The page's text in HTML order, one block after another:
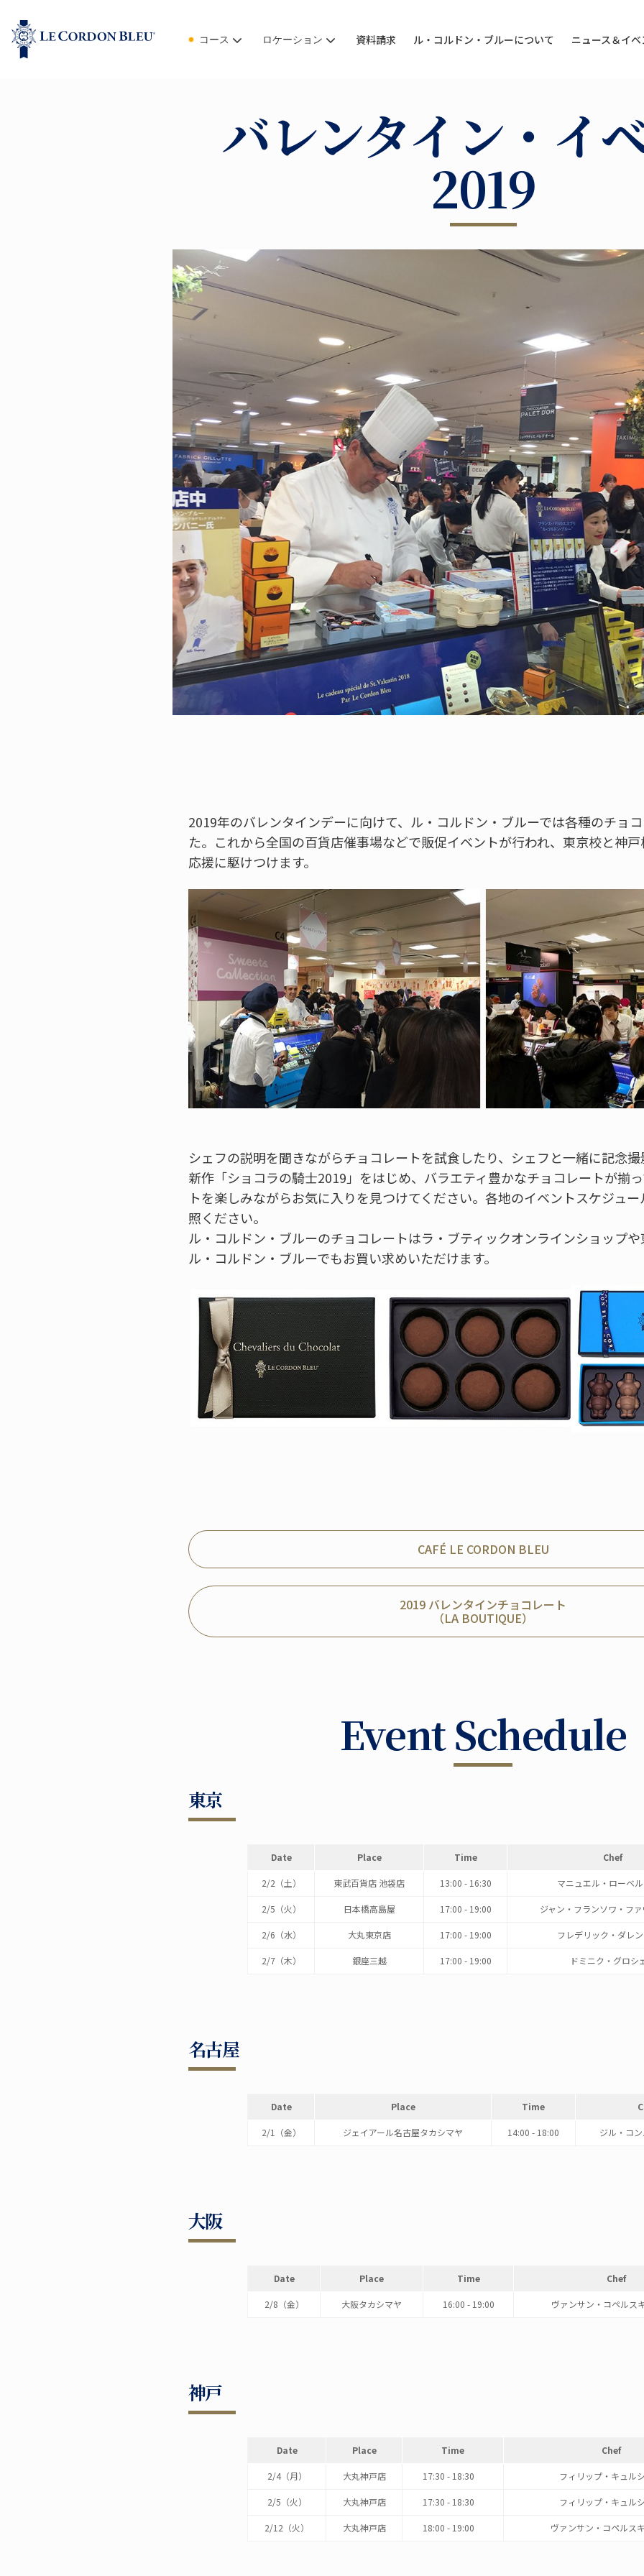
コース ロケーション 資料請求 ル・コルドン・ブルーについて ニュース＆イベ
バレンタイン・イ
2019
2019年のバレンタインデーに向けて、ル・コルドン・ブルーでは各種のチョ
た。これから全国の百貨店催事場などで販促イベントが行われ、東京校と神
応援に駆けつけます。
シェフの説明を聞きながらチョコレートを試食したり、シェフと一緒に記念
新作「ショコラの騎士2019」をはじめ、バラエティ豊かなチョコレートが揃
トを楽しみながらお気に入りを見つけてください。各地のイベントスケジュ
照ください。
ル・コルドン・ブルーのチョコレートはラ・ブティックオンラインショップ
ル・コルドン・ブルーでもお買い求めいただけます。
CAFÉ LE CORDON BLEU
2019 バレンタインチョコレート
（LA BOUTIQUE）
Event Schedule
東京
Date Place Time Chef
2/2（土） 東武百貨店 池袋店 13:00 - 16:30 マニュエル・ローベ
2/5（火） 日本橋高島屋 17:00 - 19:00 ジャン・フランソワ・フ
2/6（水） 大丸東京店 17:00 - 19:00 フレデリック・ダレ
2/7（木） 銀座三越 17:00 - 19:00 ドミニク・グロシ
名古屋
Date Place Time
2/1（金） ジェイアール名古屋タカシマヤ 14:00 - 18:00 ジル・コ
大阪
Date Place Time Chef
2/8（金） 大阪タカシマヤ 16:00 - 19:00 ヴァンサン・コペルス
神戸
Date Place Time Chef
2/4（月） 大丸神戸店 17:30 - 18:30 フィリップ・キュル
2/5（火） 大丸神戸店 17:30 - 18:30 フィリップ・キュル
2/12（火） 大丸神戸店 18:00 - 19:00 ヴァンサン・コペルス